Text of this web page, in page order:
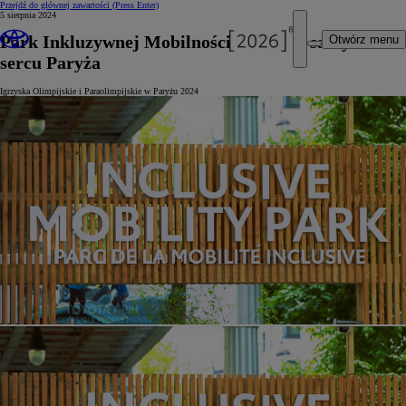
Przejdź do głównej zawartości (Press Enter)
Otwórz menu
5 sierpnia 2024
Park Inkluzywnej Mobilności Toyoty w samym
sercu Paryża
Igrzyska Olimpijskie i Paraolimpijskie w Paryżu 2024